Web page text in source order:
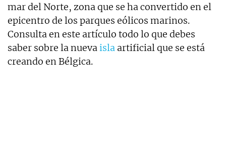
mar del Norte, zona que se ha convertido en el
epicentro de los parques eólicos marinos.
Consulta en este artículo todo lo que debes
saber sobre la nuevaisla artificial que se está
creando en Bélgica.